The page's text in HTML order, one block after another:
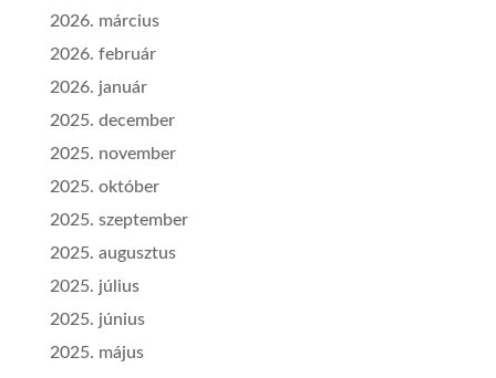
2026. március
2026. február
2026. január
2025. december
2025. november
2025. október
2025. szeptember
2025. augusztus
2025. július
2025. június
2025. május